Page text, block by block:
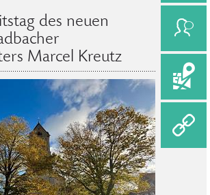
des neuen
Marcel Kreutz